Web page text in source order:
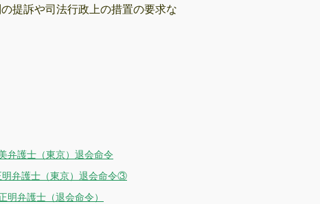
提訴や司法行政上の措置の要求な
弁護士（東京）退会命令
明弁護士（東京）退会命令③
弁護士（退会命令）